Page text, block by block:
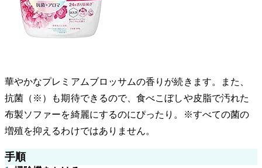
華やかなプレミアムブロッサムの香りが続きます。また、
抗菌（※）も期待できるので、食べこぼしや皮脂で汚れた
布製ソファーを綺麗にするのにぴったり。※すべての菌の
増殖を抑えるわけではありません。
手順